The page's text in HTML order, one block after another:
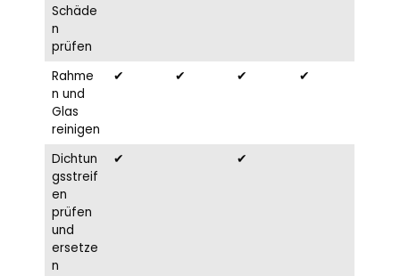
Schäde
n
prüfen
Rahme
n und
Glas
reinigen
✔ ✔ ✔ ✔
Dichtun
gsstreif
en
prüfen
und
ersetze
n
✔ ✔